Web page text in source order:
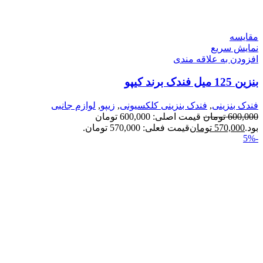
مقايسه
نمایش سریع
افزودن به علاقه مندی
بنزین 125 میل فندک برند کیپو
فندک بنزینی, فندک بنزینی کلکسیونی, زیپو, لوازم جانبی
600,000 تومان
قیمت اصلی: 600,000 تومان
بود.570,000 تومانقیمت فعلی: 570,000 تومان.
-5%